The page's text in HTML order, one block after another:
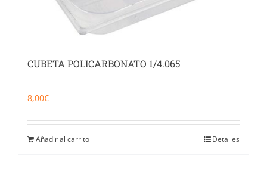
CUBETA POLICARBONATO 1/4.065
8,00€
Añadir al carrito Detalles